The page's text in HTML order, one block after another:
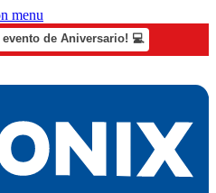
menu
de Aniversario! 💻